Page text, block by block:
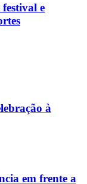
e
à
em frente a